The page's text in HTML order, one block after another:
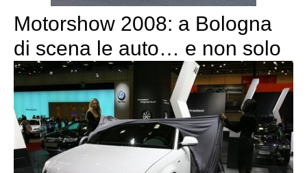
Motorshow 2008: a Bologna
di scena le auto… e non solo